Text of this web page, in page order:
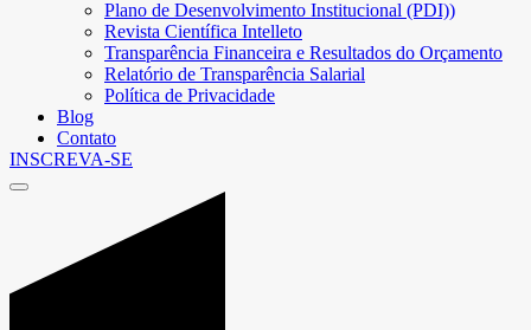
Plano de Desenvolvimento Institucional (PDI))
Revista Científica Intelleto
Transparência Financeira e Resultados do Orçamento
Relatório de Transparência Salarial
Política de Privacidade
Blog
Contato
INSCREVA-SE